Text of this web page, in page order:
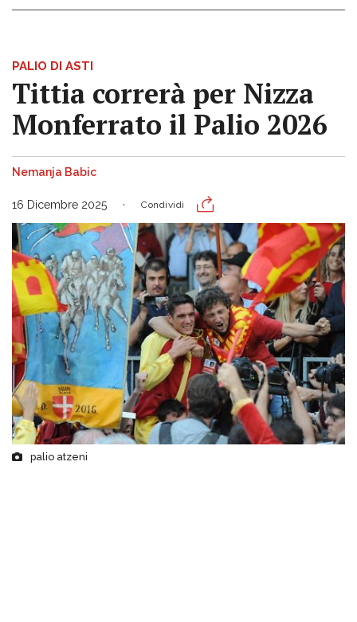
PALIO DI ASTI
Tittia correrà per Nizza
Monferrato il Palio 2026
Nemanja Babic
16 Dicembre 2025 Condividi
palio atzeni